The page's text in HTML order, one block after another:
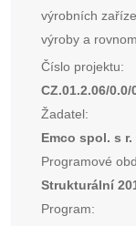
výrobních
výroby a
Číslo projektu:
CZ.01.2.06/0.0/
Žadatel:
Emco spol. s r.
Programové
Strukturální
Program: